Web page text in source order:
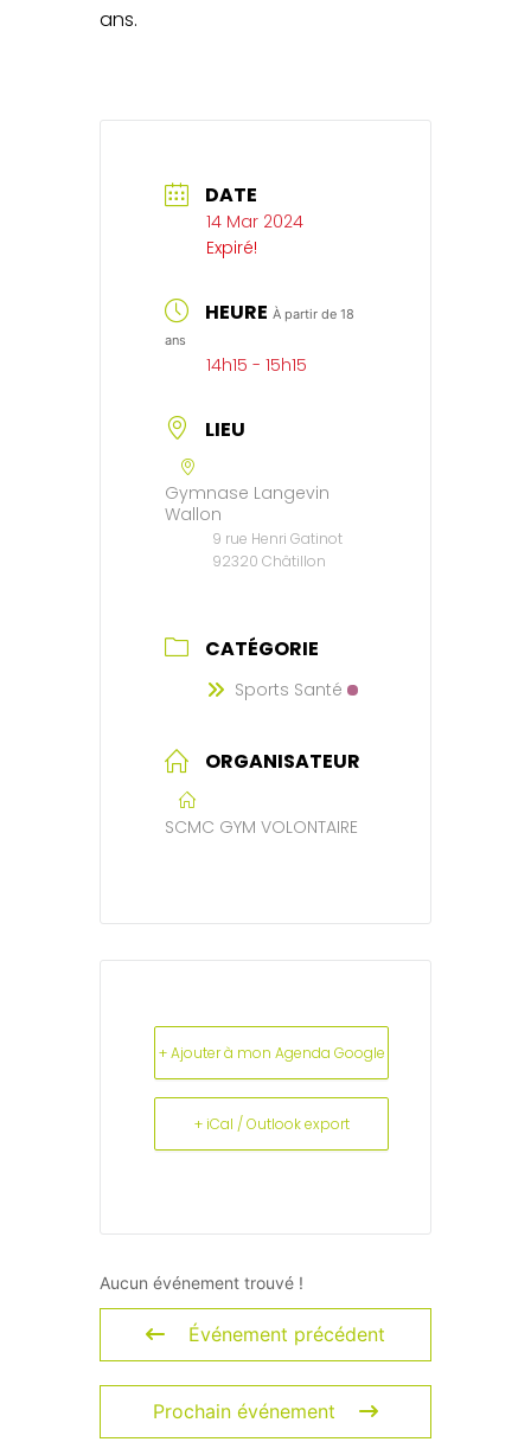
ans.
DATE
14 Mar 2024
Expiré!
HEURE À partir de 18
ans
14h15 - 15h15
LIEU
Gymnase Langevin
Wallon
9 rue Henri Gatinot
92320 Châtillon
CATÉGORIE
Sports Santé
ORGANISATEUR
SCMC GYM VOLONTAIRE
+ Ajouter à mon Agenda Google
+ iCal / Outlook export
Aucun événement trouvé !
Événement précédent
Prochain événement